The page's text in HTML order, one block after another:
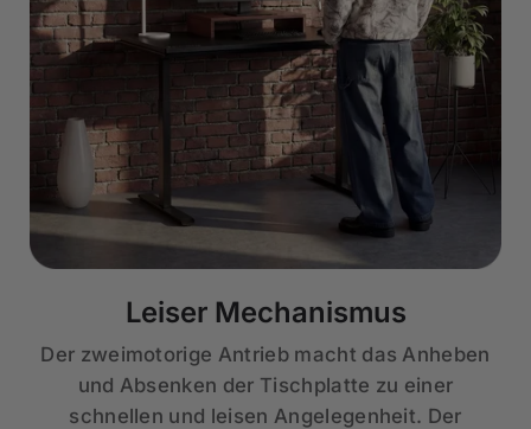
Leiser Mechanismus
Der zweimotorige Antrieb macht das Anheben
und Absenken der Tischplatte zu einer
schnellen und leisen Angelegenheit. Der